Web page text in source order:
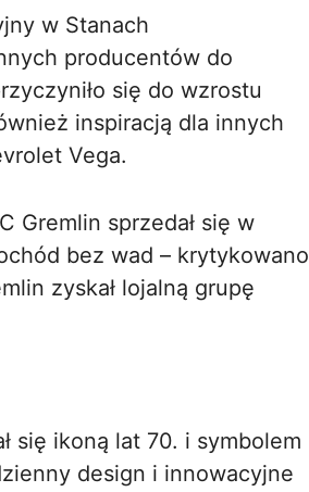
w Stanach
producentów do
się do wzrostu
inspiracją dla innych
Vega.
Gremlin sprzedał się w
bez wad – krytykowano
zyskał lojalną grupę
się ikoną lat 70. i symbolem
design i innowacyjne